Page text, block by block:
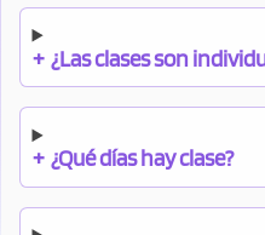
+ ¿Las clases son
+ ¿Qué días hay clase?